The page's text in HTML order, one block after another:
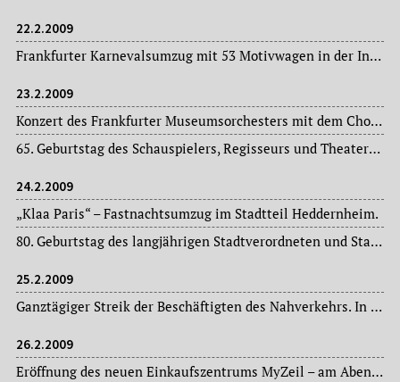
22.2.2009
Frankfurter Karnevalsumzug mit 53 Motivwagen in der Innenstadt.
23.2.2009
Konzert des Frankfurter Museumsorchesters mit dem Chor der Oper Frankfurt in der Alten Oper (auch am 25.02. d. J.).
65. Geburtstag des Schauspielers, Regisseurs und Theaterdirektors Claus Helmer – seit 1972 Leiter der „Komödie“, seit 1995 zusätzlich des Fritz Rémond-Theaters im Zoo.
24.2.2009
„Klaa Paris“ – Fastnachtsumzug im Stadtteil Heddernheim.
80. Geburtstag des langjährigen Stadtverordneten und Stadtältesten Ulrich Keitel. Die Stadt Frankfurt am Main ehrt den Kommunalpolitiker am 03. März d. J. mit einem Empfang im Limpurgsaal des Römers.
25.2.2009
Ganztägiger Streik der Beschäftigten des Nahverkehrs. In der Mainstadt fallen mehrere U-Bahnen aus.
26.2.2009
Eröffnung des neuen Einkaufszentrums MyZeil – am Abend zuvor ein Pre-Opening mit festlicher Gala.